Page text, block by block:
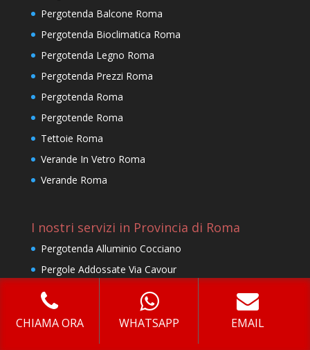
Pergotenda Balcone Roma
Pergotenda Bioclimatica Roma
Pergotenda Legno Roma
Pergotenda Prezzi Roma
Pergotenda Roma
Pergotende Roma
Tettoie Roma
Verande In Vetro Roma
Verande Roma
I nostri servizi in Provincia di Roma
Pergotenda Alluminio Cocciano
Pergole Addossate Via Cavour
Pergotenda Bioclimatica Statuario
Pergotenda Bioclimatica Porta Portese
CHIAMA ORA WHATSAPP EMAIL